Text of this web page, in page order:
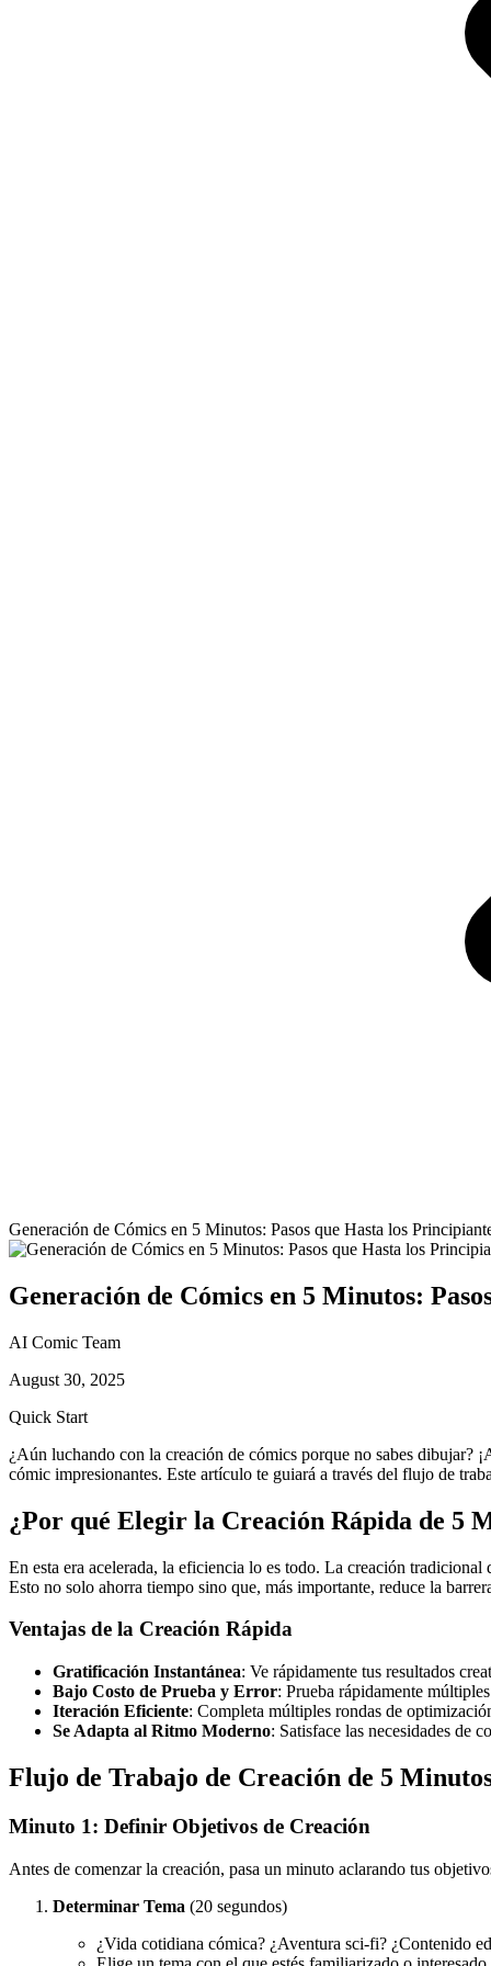
Generación de Cómics en 5 Minutos: Pasos que Hasta los
Generación de Cómics en 5 Minutos:
AI Comic Team
August 30, 2025
Quick Start
¿Aún luchando con la creación de cómics porque no sabes dibujar?
cómic impresionantes. Este artículo te guiará a través del flujo de
¿Por qué Elegir la Creación Rápida de 5
En esta era acelerada, la eficiencia lo es todo. La creación
Esto no solo ahorra tiempo sino que, más importante, reduce la
Ventajas de la Creación Rápida
Gratificación Instantánea: Ve rápidamente tus resultados
Bajo Costo de Prueba y Error: Prueba rápidamente
Iteración Eficiente: Completa múltiples rondas de
Se Adapta al Ritmo Moderno: Satisface las necesidades de
Flujo de Trabajo de Creación de 5
Minuto 1: Definir Objetivos de Creación
Antes de comenzar la creación, pasa un minuto aclarando tus
Determinar Tema (20 segundos)
¿Vida cotidiana cómica? ¿Aventura sci-fi? ¿Contenido